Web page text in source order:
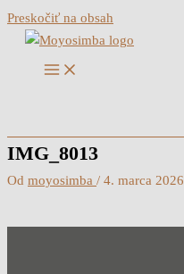
Preskočiť na obsah
IMG_8013
Od moyosimba / 4. marca 2026